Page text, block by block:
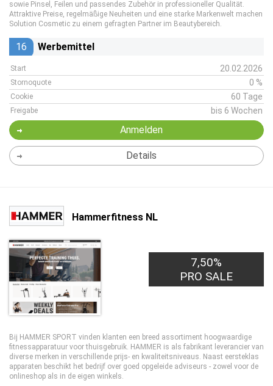
sowie Pinsel, Feilen und passendes Zubehör in professioneller Qualität.
Attraktive Preise, regelmäßige Neuheiten und eine starke Markenwelt machen
Solution Cosmetic zu einem gefragten Partner im Beautybereich.
16 Werbemittel
Start 20.02.2026
Stornoquote 0 %
Cookie 60 Tage
Freigabe bis 6 Wochen
Anmelden
Details
Hammerfitness NL
7,50%
PRO SALE
Bij HAMMER SPORT vinden klanten een breed assortiment hoogwaardige
fitnessapparatuur voor thuisgebruik. HAMMER is als fabrikant leverancier van
diverse merken in verschillende prijs- en kwaliteitsniveaus. Naast eersteklas
apparaten beschikt het bedrijf over goed opgeleide adviseurs - zowel voor de
onlineshop als in de eigen winkels.